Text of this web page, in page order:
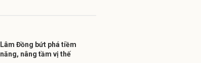
Lâm Đồng bứt phá tiềm
năng, nâng tầm vị thế